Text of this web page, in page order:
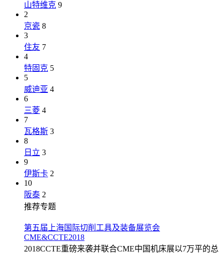
山特维克 9
2
京瓷 8
3
住友 7
4
特固克 5
5
威迪亚 4
6
三菱 4
7
瓦格斯 3
8
日立 3
9
伊斯卡 2
10
阪泰 2
推荐专题
第五届上海国际切削工具及装备展览会
CME&CCTE2018
2018CCTE重磅来袭并联合CME中国机床展以7万平的总